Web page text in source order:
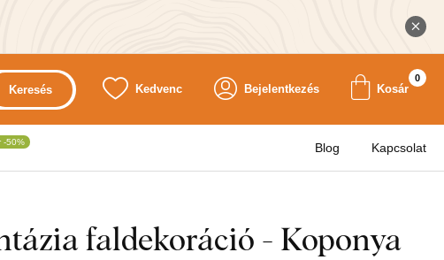
Keresés Kedvenc Bejelentkezés Kosár
0
-50% Blog Kapcsolat
faldekoráció - Koponya